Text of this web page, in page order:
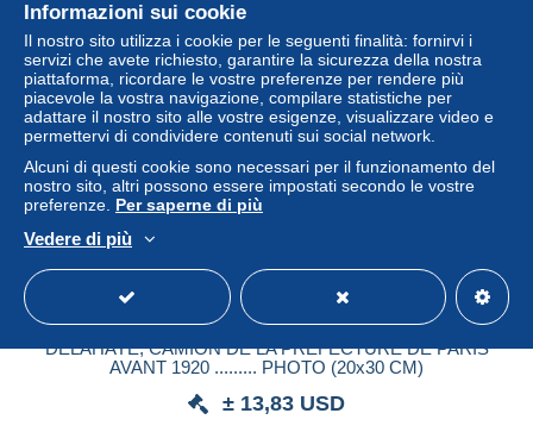
Stato
DELAHAYE, CAMION DE LA PREFECTURE DE PARIS
AVANT 1920 ......... PHOTO (20x30 CM)
± 13,83 USD
Informazioni sui cookie
Il nostro sito utilizza i cookie per le seguenti finalità: fornirvi i
servizi che avete richiesto, garantire la sicurezza della nostra
piattaforma, ricordare le vostre preferenze per rendere più
piacevole la vostra navigazione, compilare statistiche per
adattare il nostro sito alle vostre esigenze, visualizzare video e
permettervi di condividere contenuti sui social network.
Alcuni di questi cookie sono necessari per il funzionamento del
nostro sito, altri possono essere impostati secondo le vostre
preferenze. Per saperne di più
Vedere di più